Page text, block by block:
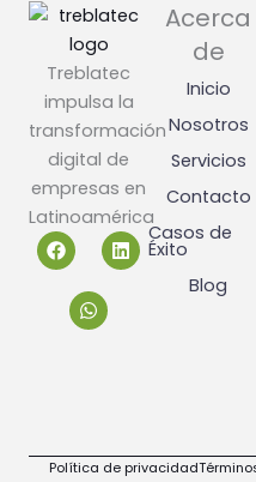
Treblatec
impulsa la
transformación
digital de
empresas en
Latinoamérica
F
a
c
L
i
n
W
t
s
a
Acerca
de
Inicio
Nosotros
Servicios
Contacto
Casos de
Éxito
Blog
Política de privacidad